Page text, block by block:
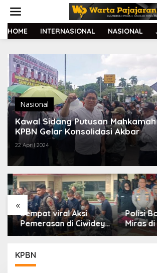
t
HOME INTERNASIONAL NASIONAL
Nasional
Kawal Sidang Putusan
KPBN Gelar Konsolidasi Akbar
22 April 2024
«
Sempat viral Aksi
Pemerasan di Ciwidey,
Polisi Tangkap Dua
Polisi
Miras di
Lebih
KPBN